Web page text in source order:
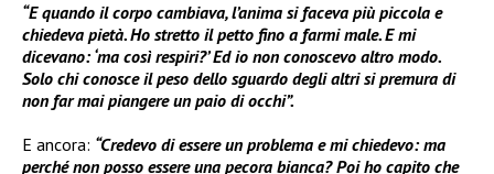
“E quando il corpo cambiava, l’anima si faceva più piccola e
chiedeva pietà. Ho stretto il petto fino a farmi male. E mi
dicevano: ‘ma così respiri?’ Ed io non conoscevo altro modo.
Solo chi conosce il peso dello sguardo degli altri si premura di
non far mai piangere un paio di occhi”.
E ancora: “Credevo di essere un problema e mi chiedevo: ma
perché non posso essere una pecora bianca? Poi ho capito che